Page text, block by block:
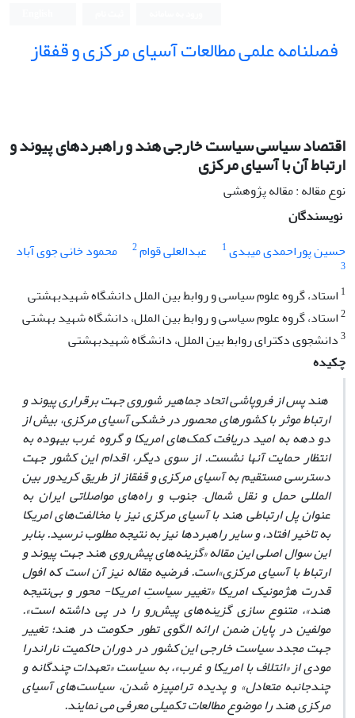
فصلنامه علمی مطالعات آسیای مرکزی و قفقاز
اقتصاد سیاسی سیاست خارجی هند و راهبردهای پیوند و
ارتباط آن با آسیای مرکزی
نوع مقاله : مقاله پژوهشی
نویسندگان
حسین پوراحمدی میبدی1 عبدالعلی قوام2 محمود خانی جوی آباد
3
1 استاد، گروه علوم سیاسی و روابط بین الملل دانشگاه شهیدبهشتی
2استاد، گروه علوم سیاسی و روابط بین الملل، دانشگاه شهید بهشتی
3دانشجوی دکترای روابط بین الملل، دانشگاه شهیدبهشتی
چکیده
هند پس از فروپاشی اتحاد جماهیر شوروی جهت برقراری پیوند و
ارتباط موثر با کشورهای محصور در خشکی آسیای مرکزی، بیش از
دو دهه به امید دریافت کمک‌های امریکا و گروه غرب بیهوده به
انتظار حمایت آنها نشست. از سوی دیگر، اقدام این کشور جهت
دسترسی مستقیم به آسیای مرکزی و قفقاز از طریق کریدور بین
المللی حمل و نقل شمال– جنوب و راه‌های مواصلاتی ایران به
عنوان پل ارتباطی هند با آسیای مرکزی نیز با مخالفت‌های امریکا
به تاخیر افتاد، و سایر راهبردها نیز به نتیجه مطلوب نرسید.بنابر
این سوال اصلی این مقاله «گزینه‌های پیش‌روی هند جهت پیوند و
ارتباط با آسیای مرکزی»است. فرضیه مقاله نیز آن است که افول
قدرت هژمونیک امریکا «تغییر سیاستِ امریکا- محور و بی‌نتیجه
هند»، متنوع سازی گزینه‌های پیش‌رو را در پی داشته است».
مولفین در پایان ضمن ارائه الگوی تطور حکومت در هند؛ تغییر
جهت مجدد سیاست خارجی این کشور در دوران حاکمیت ناراندرا
مودی از «ائتلاف با امریکا و غرب»، به سیاست «تعهدات چندگانه و
چندجانبه متعادل» و پدیده ترامپیزه شدن، سیاست‌های آسیای
مرکزی هند را موضوع مطالعات تکمیلی معرفی می نمایند.